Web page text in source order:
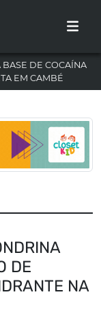
BASE DE COCAÍNA
EM CAMBÉ
DE
NA